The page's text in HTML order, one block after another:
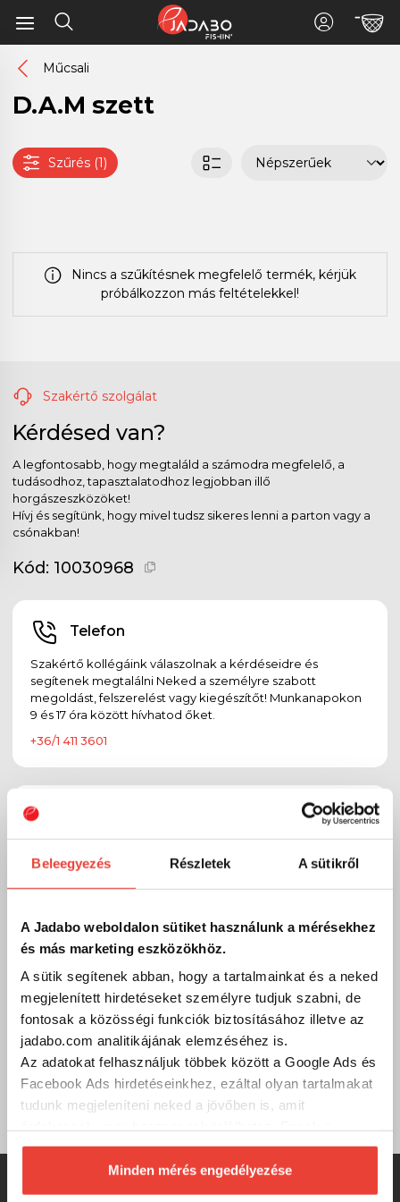
Beleegyezés Részletek A sütikről
A Jadabo weboldalon sütiket használunk a mérésekhez
és más marketing eszközökhöz.
A sütik segítenek abban, hogy a tartalmainkat és a neked
megjelenített hirdetéseket személyre tudjuk szabni, de
fontosak a közösségi funkciók biztosításához illetve az
jadabo.com analitikájának elemzéséhez is.
Az adatokat felhasználjuk többek között a Google Ads és
Facebook Ads hirdetéseinkhez, ezáltal olyan tartalmakat
tudunk megjeleníteni neked a jövőben is, amit
biztosításához arra kérünk, hogy engedd meg
számunkra minden mérés használatát.
Természetesensoha semmilyen formában nem fogunk
Minden mérés engedélyezése
Műcsali
D.A.M szett
Szűrés (1)
Nincs a szűkítésnek megfelelő termék, kérjük
próbálkozzon más feltételekkel!
Szakértő szolgálat
Kérdésed van?
A legfontosabb, hogy megtaláld a számodra megfelelő, a
tudásodhoz, tapasztalatodhoz legjobban illő
horgászeszközöket!
Hívj és segítünk, hogy mivel tudsz sikeres lenni a parton vagy a
csónakban!
Kód: 10030968
Telefon
Szakértő kollégáink válaszolnak a kérdéseidre és
segítenek megtalálni Neked a személyre szabott
megoldást, felszerelést vagy kiegészítőt! Munkanapokon
9 és 17 óra között hívhatod őket.
+36/1 411 3601
reklamációd van, oszd meg velünk emailben:
Gyik
Összegyűjtöttük a legfontosabb kérdéseket és válaszokat
a weboldalról és a JADABO-ról. Böngészd őket kedved
szerint, ha esetleg nem találod, amit kerestél, hívj minket
vagy írj nekünk! Görbüljön!
Gyakran ismételt kérdések